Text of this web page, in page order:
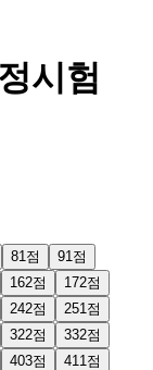
시험
81 점 91 점
162점 172점
242점 251 점
322점 332점
403점 41 1 점